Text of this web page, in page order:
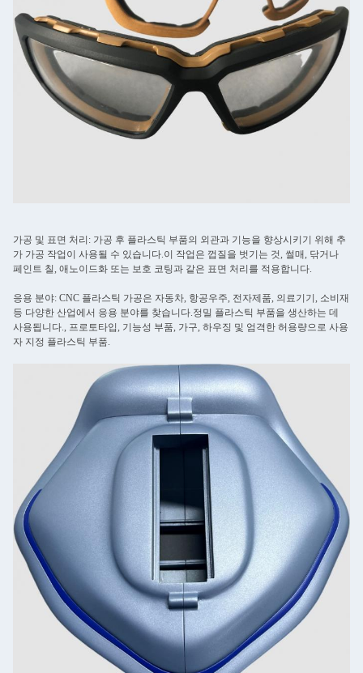
가공 및 표면 처리: 가공 후 플라스틱 부품의 외관과 기능을 향상시키기 위해 추
가 가공 작업이 사용될 수 있습니다.이 작업은 껍질을 벗기는 것, 썰매, 닦거나
페인트 칠, 애노이드화 또는 보호 코팅과 같은 표면 처리를 적용합니다.
응용 분야: CNC 플라스틱 가공은 자동차, 항공우주, 전자제품, 의료기기, 소비재
등 다양한 산업에서 응용 분야를 찾습니다.정밀 플라스틱 부품을 생산하는 데
사용됩니다., 프로토타입, 기능성 부품, 가구, 하우징 및 엄격한 허용량으로 사용
자 지정 플라스틱 부품.